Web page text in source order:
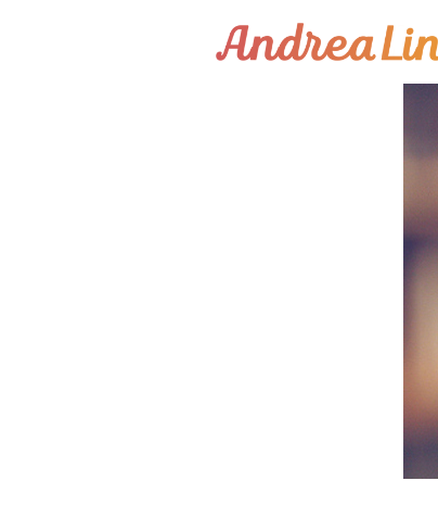
¿Cómo
Coaching Gratis